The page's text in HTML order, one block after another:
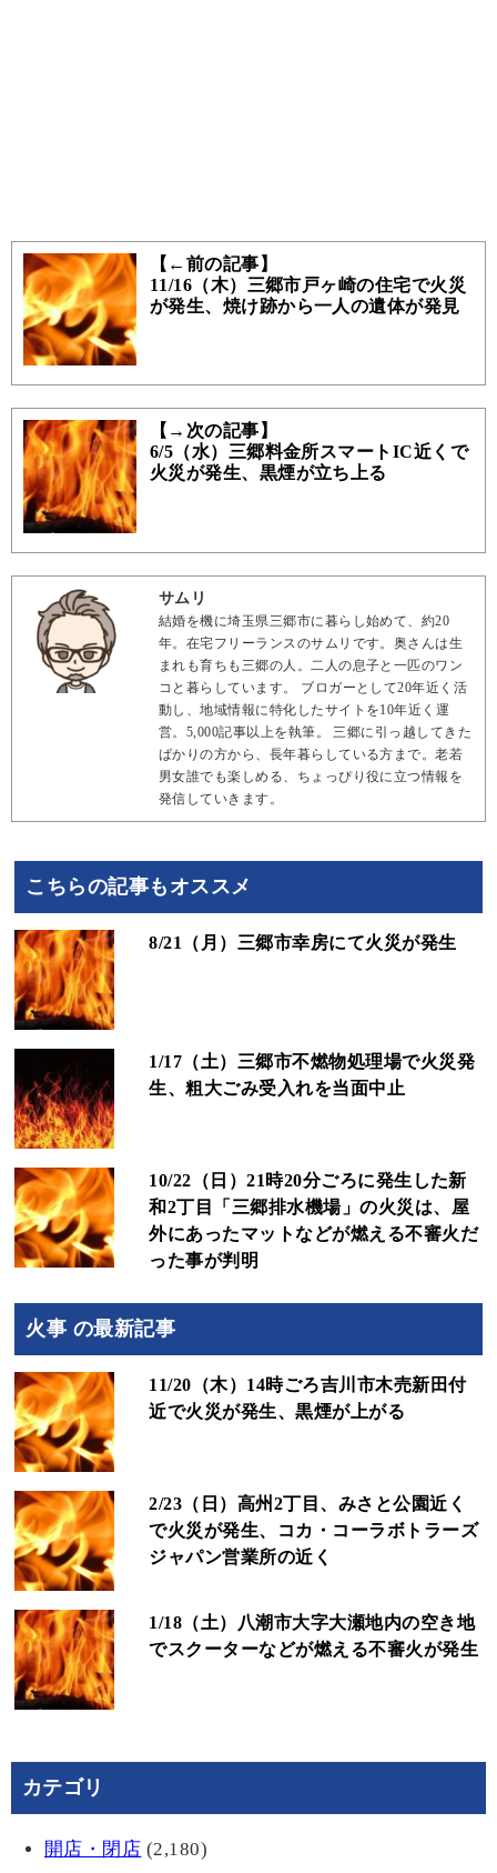
【←前の記事】
11/16（木）三郷市戸ヶ崎の住宅で火災
が発生、焼け跡から一人の遺体が発見
【→次の記事】
6/5（水）三郷料金所スマートIC近くで
火災が発生、黒煙が立ち上る
サムリ
結婚を機に埼玉県三郷市に暮らし始めて、約20
年。在宅フリーランスのサムリです。奥さんは生
まれも育ちも三郷の人。二人の息子と一匹のワン
コと暮らしています。 ブロガーとして20年近く活
動し、地域情報に特化したサイトを10年近く運
営。5,000記事以上を執筆。 三郷に引っ越してきた
ばかりの方から、長年暮らしている方まで。老若
男女誰でも楽しめる、ちょっぴり役に立つ情報を
発信していきます。
こちらの記事もオススメ
8/21（月）三郷市幸房にて火災が発生
1/17（土）三郷市不燃物処理場で火災発
生、粗大ごみ受入れを当面中止
10/22（日）21時20分ごろに発生した新
和2丁目「三郷排水機場」の火災は、屋
外にあったマットなどが燃える不審火だ
った事が判明
火事 の最新記事
11/20（木）14時ごろ吉川市木売新田付
近で火災が発生、黒煙が上がる
2/23（日）高州2丁目、みさと公園近く
で火災が発生、コカ・コーラボトラーズ
ジャパン営業所の近く
1/18（土）八潮市大字大瀬地内の空き地
でスクーターなどが燃える不審火が発生
カテゴリ
開店・閉店 (2,180)